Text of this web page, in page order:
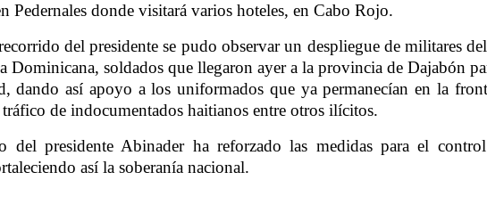
Pedernales donde visitará varios hoteles, en Cabo Rojo.
del presidente se pudo observar un despliegue de militares
Dominicana, soldados que llegaron ayer a la provincia de Dajabón
dando así apoyo a los uniformados que ya permanecían en la
de indocumentados haitianos entre otros ilícitos.
del presidente Abinader ha reforzado las medidas para el
así la soberanía nacional.